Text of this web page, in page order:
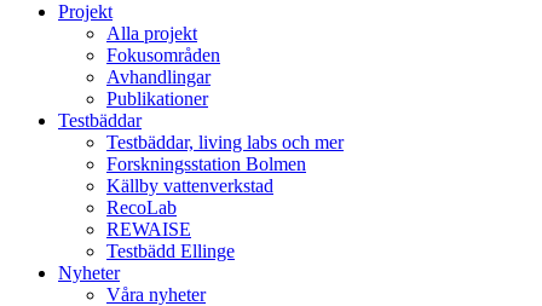
Projekt
Alla projekt
Fokusområden
Avhandlingar
Publikationer
Testbäddar
Testbäddar, living labs och mer
Forskningsstation Bolmen
Källby vattenverkstad
RecoLab
REWAISE
Testbädd Ellinge
Nyheter
Våra nyheter